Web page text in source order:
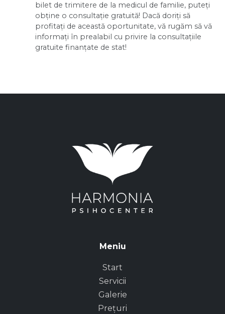
bilet de trimitere de la medicul de familie, puteți
obține o consultație gratuită! Dacă doriți să
profitați de această oportunitate, vă rugăm să vă
informați în prealabil cu privire la consultațiile
gratuite finanțate de stat!
Meniu
Start
Servicii
Galerie
Prețuri